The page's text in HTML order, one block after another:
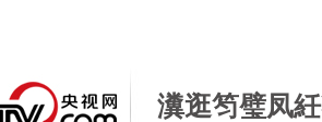
瀵逛笉璧凤